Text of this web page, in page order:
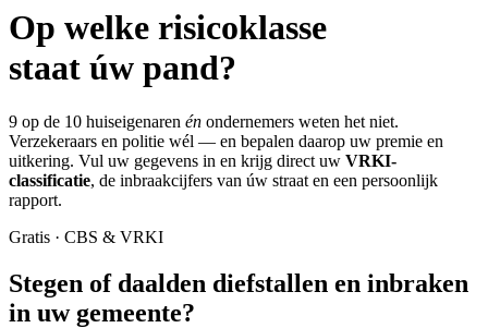
Op welke risicoklasse
staat úw pand?
9 op de 10 huiseigenaren én ondernemers weten het niet.
Verzekeraars en politie wél — en bepalen daarop uw premie en
uitkering. Vul uw gegevens in en krijg direct uw VRKI-
classificatie, de inbraakcijfers van úw straat en een persoonlijk
rapport.
Gratis · CBS & VRKI
Stegen of daalden diefstallen en inbraken
in uw gemeente?